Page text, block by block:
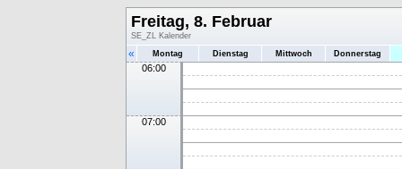
Freitag, 8. Februar
SE_ZL Kalender
« Montag Dienstag Mittwoch Donnerstag
06:00
07:00